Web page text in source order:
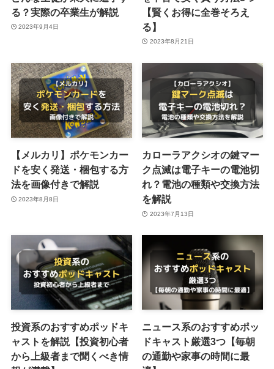
る？実際の卒業生が解説
2023年9月4日
【賢くお得に全巻そろえ
る】
2023年8月21日
【メルカリ】ポケモンカー
ドを安く発送・梱包する方
法を画像付きで解説
2023年8月8日
カローラアクシオの鍵マー
ク点滅は電子キーの電池切
れ？電池の種類や交換方法
を解説
2023年7月13日
投資系のおすすめポッドキ
ャストを解説【投資初心者
から上級者まで聞くべき情
ニュース系のおすすめポッ
ドキャスト厳選3つ【毎朝
の通勤や家事の時間に最